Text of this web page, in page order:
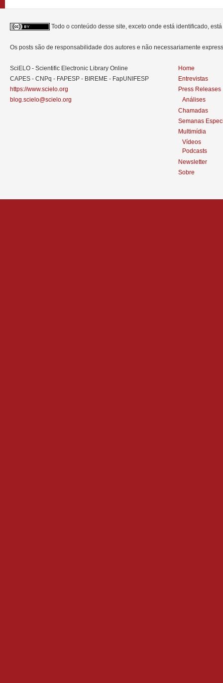
Todo o conteúdo desse site, exceto onde está identificado,
Os posts são de responsabilidade dos autores e não necessariamente
SciELO - Scientific Electronic Library Online
CAPES - CNPq - FAPESP - BIREME - FapUNIFESP
https://www.scielo.org
blog.scielo@scielo.org
Home
Entrevistas
Press Releases
Análises
Chamadas
Semanas
Multimídia
Vídeos
Podcasts
Newsletter
Sobre